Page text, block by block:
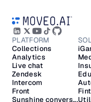
PLATFORM
Collections
Analytics
Live chat
Zendesk
Intercom
Front
Sunshine convers...